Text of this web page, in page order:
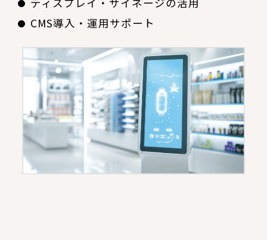
CMS導入・運用サポート